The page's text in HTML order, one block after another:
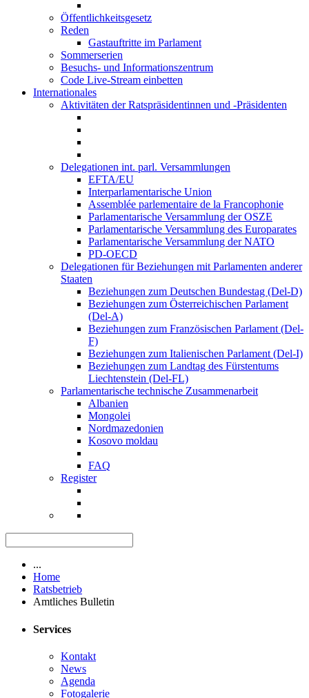
Öffentlichkeitsgesetz
Reden
Gastauftritte im Parlament
Sommerserien
Besuchs- und Informationszentrum
Code Live-Stream einbetten
Internationales
Aktivitäten der Ratspräsidentinnen und -Präsidenten
Delegationen int. parl. Versammlungen
EFTA/EU
Interparlamentarische Union
Assemblée parlementaire de la Francophonie
Parlamentarische Versammlung der OSZE
Parlamentarische Versammlung des Europarates
Parlamentarische Versammlung der NATO
PD-OECD
Delegationen für Beziehungen mit Parlamenten anderer
Staaten
Beziehungen zum Deutschen Bundestag (Del-D)
Beziehungen zum Österreichischen Parlament
(Del-A)
Beziehungen zum Französischen Parlament (Del-
F)
Beziehungen zum Italienischen Parlament (Del-I)
Beziehungen zum Landtag des Fürstentums
Liechtenstein (Del-FL)
Parlamentarische technische Zusammenarbeit
Albanien
Mongolei
Nordmazedonien
Kosovo moldau
FAQ
Register
...
Home
Ratsbetrieb
Amtliches Bulletin
Services
Kontakt
News
Agenda
Fotogalerie